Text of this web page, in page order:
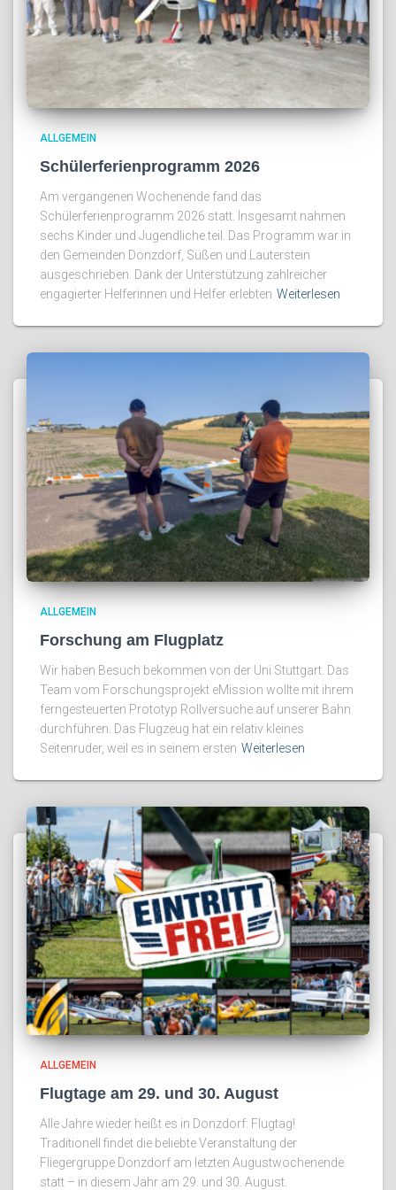
ALLGEMEIN
Schülerferienprogramm 2026
Am vergangenen Wochenende fand das
Schülerferienprogramm 2026 statt. Insgesamt nahmen
sechs Kinder und Jugendliche teil. Das Programm war in
den Gemeinden Donzdorf, Süßen und Lauterstein
ausgeschrieben. Dank der Unterstützung zahlreicher
engagierter Helferinnen und Helfer erlebten Weiterlesen
ALLGEMEIN
Forschung am Flugplatz
Wir haben Besuch bekommen von der Uni Stuttgart. Das
Team vom Forschungsprojekt eMission wollte mit ihrem
ferngesteuerten Prototyp Rollversuche auf unserer Bahn
durchführen. Das Flugzeug hat ein relativ kleines
Seitenruder, weil es in seinem ersten Weiterlesen
ALLGEMEIN
Flugtage am 29. und 30. August
Alle Jahre wieder heißt es in Donzdorf: Flugtag!
Traditionell findet die beliebte Veranstaltung der
Fliegergruppe Donzdorf am letzten Augustwochenende
statt – in diesem Jahr am 29. und 30. August.